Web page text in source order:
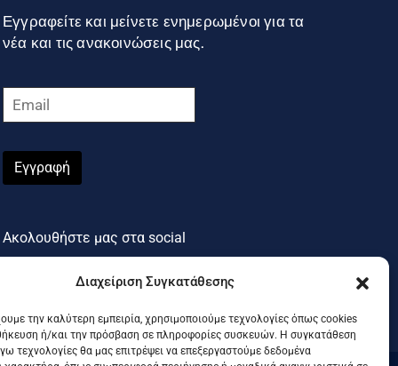
Διαχείριση Συγκατάθεσης
την καλύτερη εμπειρία, χρησιμοποιούμε τεχνολογίες όπως cookies
ή/και την πρόσβαση σε πληροφορίες συσκευών. Η συγκατάθεση
τεχνολογίες θα μας επιτρέψει να επεξεργαστούμε δεδομένα
Εγγραφείτε και μείνετε ενημερωμένοι για τα
νέα και τις ανακοινώσεις μας.
Εγγραφή
Ακολουθήστε μας στα social